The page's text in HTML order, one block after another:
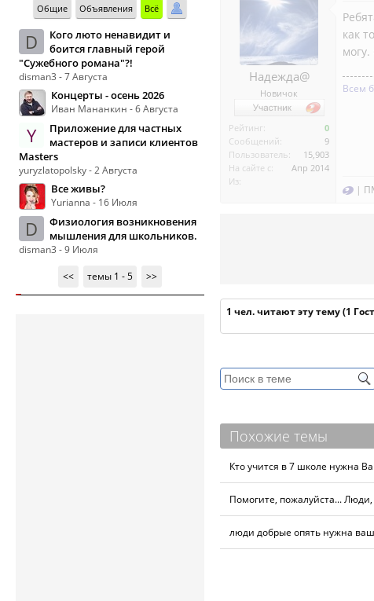
Общие Объявления Всё
D
Кого люто ненавидит и
боится главный герой
"Сужебного романа"?!
disman3 - 7 Августа
Концерты - осень 2026
Иван Мананкин - 6 Августа
Y
Приложение для частных
мастеров и записи клиентов
Masters
yuryzlatopolsky - 2 Августа
Все живы?
Yurianna - 16 Июля
D
Физиология возникновения
мышления для школьников.
disman3 - 9 Июля
<<
темы 1 - 5 >>
Надежда@
Новичок
Рейтинг:
0
Сообщений:
9
Пользователь:
15,903
На сайте с:
Апр 2014
Из:
как
Всем
|
1 чел. читают эту тему (1
Похожие темы
Кто учится в 7 школе нужна
Помогите, пожалуйста...
люди добрые опять нужна